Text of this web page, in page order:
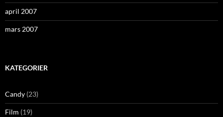
april 2007
mars 2007
KATEGORIER
Candy (23)
Film (19)